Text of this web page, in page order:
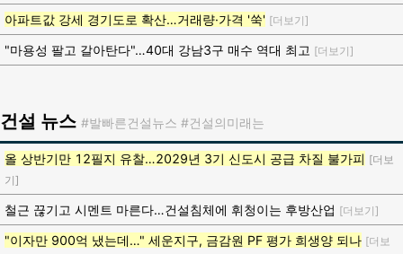
아파트값 강세 경기도로 확산…거래량·가격 '쑥' [더보기]
"마용성 팔고 갈아탄다"…40대 강남3구 매수 역대 최고 [더보기]
건설 뉴스 #발빠른건설뉴스 #건설의미래는
올 상반기만 12필지 유찰…2029년 3기 신도시 공급 차질 불가피 [더보
기]
철근 끊기고 시멘트 마른다…건설침체에 휘청이는 후방산업 [더보기]
"이자만 900억 냈는데…" 세운지구, 금감원 PF 평가 희생양 되나 [더보